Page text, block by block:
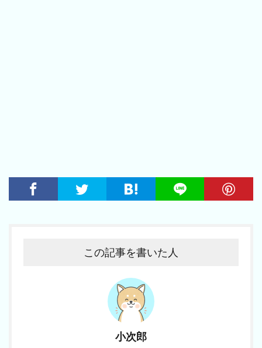
この記事を書いた人
小次郎